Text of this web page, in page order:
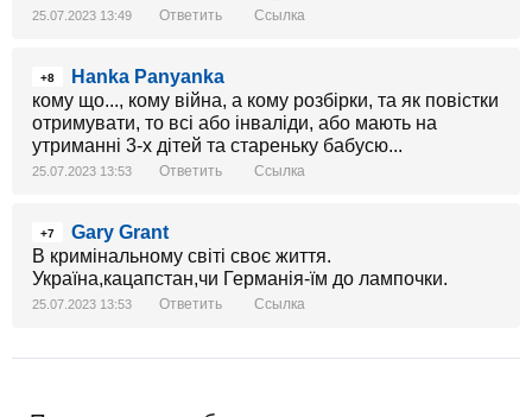
25.07.2023 13:49 Ответить Ссылка
+8
Hanka Panyanka
кому що..., кому війна, а кому розбірки, та як повістки
отримувати, то всі або інваліди, або мають на
утриманні 3-х дітей та стареньку бабусю...
25.07.2023 13:53 Ответить Ссылка
+7
Gary Grant
В кримінальному світі своє життя.
Україна,кацапстан,чи Германія-їм до лампочки.
25.07.2023 13:53 Ответить Ссылка